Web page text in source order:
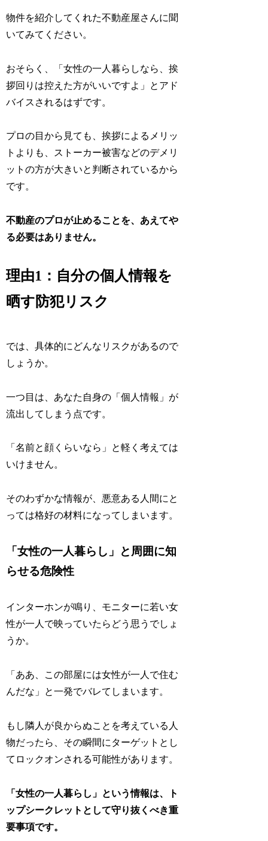
物件を紹介してくれた不動産屋さんに聞
いてみてください。
おそらく、「女性の一人暮らしなら、挨
拶回りは控えた方がいいですよ」とアド
バイスされるはずです。
プロの目から見ても、挨拶によるメリッ
トよりも、ストーカー被害などのデメリ
ットの方が大きいと判断されているから
です。
不動産のプロが止めることを、あえてや
る必要はありません。
理由1：自分の個人情報を
晒す防犯リスク
では、具体的にどんなリスクがあるので
しょうか。
一つ目は、あなた自身の「個人情報」が
流出してしまう点です。
「名前と顔くらいなら」と軽く考えては
いけません。
そのわずかな情報が、悪意ある人間にと
っては格好の材料になってしまいます。
「女性の一人暮らし」と周囲に知
らせる危険性
インターホンが鳴り、モニターに若い女
性が一人で映っていたらどう思うでしょ
うか。
「ああ、この部屋には女性が一人で住む
んだな」と一発でバレてしまいます。
もし隣人が良からぬことを考えている人
物だったら、その瞬間にターゲットとし
てロックオンされる可能性があります。
「女性の一人暮らし」という情報は、ト
ップシークレットとして守り抜くべき重
要事項です。